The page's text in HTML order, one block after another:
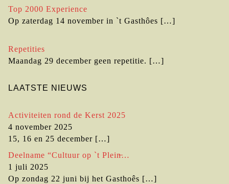
Top 2000 Experience
Op zaterdag 14 november in `t Gasthôes […]
Repetities
Maandag 29 december geen repetitie. […]
LAATSTE NIEUWS
Activiteiten rond de Kerst 2025
4 november 2025
15, 16 en 25 december […]
Deelname “Cultuur op `t Plein̶…
1 juli 2025
Op zondag 22 juni bij het Gasthoês […]